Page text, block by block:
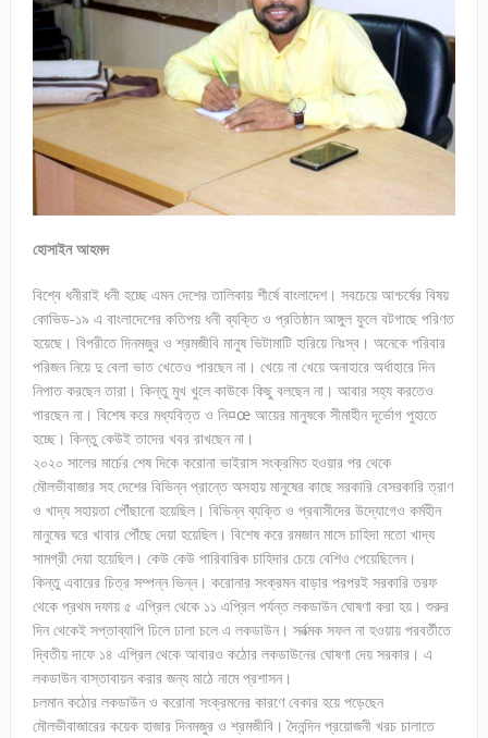
হোসাইন আহমদ
বিশ্বে ধনীরাই ধনী হচ্ছে এমন দেশের তালিকায় শীর্ষে বাংলাদেশ। সবচেয়ে আশ্চর্ষের বিষয়
কোভিড-১৯ এ বাংলাদেশের কতিপয় ধনী ব্যক্তি ও প্রতিষ্ঠান আঙ্গুল ফুলে বটগাছে পরিণত
হয়েছে। বিপরীতে দিনমজুর ও শ্রমজীবি মানুষ ভিটামাটি হারিয়ে নিঃস্ব। অনেকে পরিবার
পরিজন নিয়ে দু বেলা ভাত খেতেও পারছেন না। খেয়ে না খেয়ে অনাহারে অর্ধাহারে দিন
নিপাত করছেন তারা। কিন্তু মুখ খুলে কাউকে কিছু বলছেন না। আবার সহ্য করতেও
পারছেন না। বিশেষ করে মধ্যবিত্ত ও নি¤œ আয়ের মানুষকে সীমাহীন দূর্ভোগ পুহাতে
হচ্ছে। কিন্তু কেউই তাদের খবর রাখছেন না।
২০২০ সালের মার্চের শেষ দিকে করোনা ভাইরাস সংক্রমিত হওয়ার পর থেকে
মৌলভীবাজার সহ দেশের বিভিন্ন প্রান্তে অসহায় মানুষের কাছে সরকারি বেসরকারি ত্রাণ
ও খাদ্য সহায়তা পৌঁছানো হয়েছিল। বিভিন্ন ব্যক্তি ও প্রবাসীদের উদ্যোগেও কর্মহীন
মানুষের ঘরে খাবার পৌঁছে দেয়া হয়েছিল। বিশেষ করে রমজান মাসে চাহিদা মতো খাদ্য
সামগ্রী দেয়া হয়েছিল। কেউ কেউ পারিবারিক চাহিদার চেয়ে বেশিও পেয়েছিলেন।
কিন্তু এবারের চিত্র সম্পন্ন ভিন্ন। করোনার সংক্রমন বাড়ার পরপরই সরকারি তরফ
থেকে প্রথম দফায় ৫ এপ্রিল থেকে ১১ এপ্রিল পর্যন্ত লকডাউন ঘোষণা করা হয়। শুরুর
দিন থেকেই সপ্তাব্যাপি ঢিলে ঢালা চলে এ লকডাউন। সর্বত্মক সফল না হওয়ায় পরবর্তীতে
দ্বিতীয় দাফে ১৪ এপ্রিল থেকে আবারও কঠোর লকডাউনের ঘোষণা দেয় সরকার। এ
লকডাউন বাস্তাবায়ন করার জন্য মাঠে নামে প্রশাসন।
চলমান কঠোর লকডাউন ও করোনা সংক্রমনের কারণে বেকার হয়ে পড়েছেন
মৌলভীবাজারের কয়েক হাজার দিনমজুর ও শ্রমজীবি। দৈনন্দিন প্রয়োজনী খরচ চালাতে